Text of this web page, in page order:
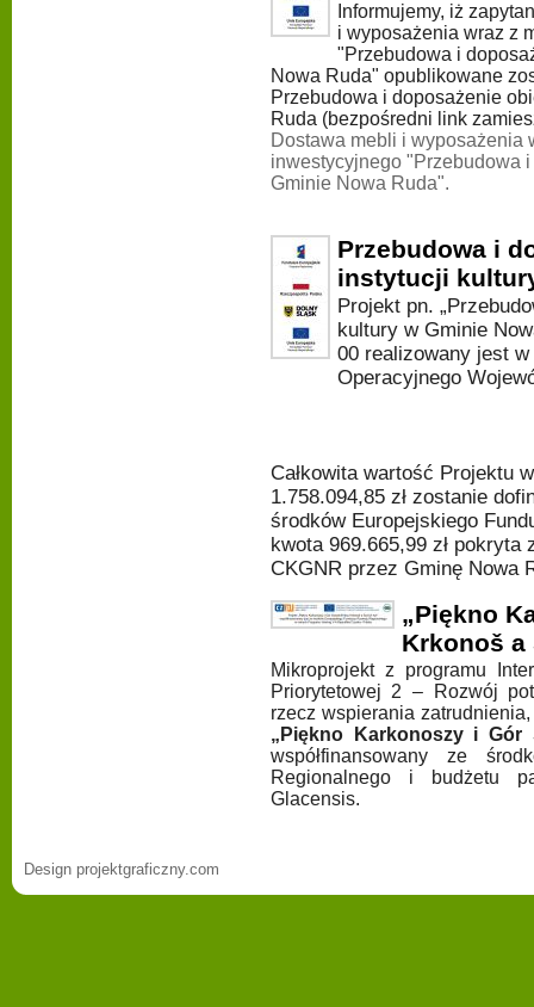
Informujemy, iż
i wyposażenia wraz z
"Przebudowa i
Nowa Ruda" opublikowane
Przebudowa i doposażenie
Ruda (bezpośredni link
Dostawa mebli i wyposażenia
inwestycyjnego "Przebudowa
Gminie Nowa Ruda".
Przebudowa i
instytucji
Projekt pn.
kultury w Gminie
00 realizowany jest
Operacyjnego
Całkowita wartość Projektu
1.758.094,85 zł zostanie
środków Europejskiego
kwota 969.665,99 zł
CKGNR przez Gminę Nowa
„Piękno
Krkonoš a
Mikroprojekt z programu
Priorytetowej 2 – Rozwój
rzecz wspierania
„Piękno Karkonoszy i
współfinansowany ze
Regionalnego i budżetu
Glacensis.
Design projektgraficzny.com